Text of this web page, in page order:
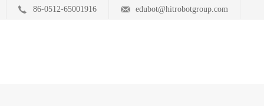
86-0512-65001916 edubot@hitrobotgroup.com